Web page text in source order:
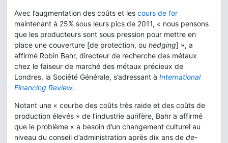
Avec l’augmentation des coûts et les cours de l’or
maintenant à 25% sous leurs pics de 2011, « nous pensons
que les producteurs sont sous pression pour mettre en
place une couverture [de protection, ou hedging] », a
affirmé Robin Bahr, directeur de recherche des métaux
chez le faiseur de marché des métaux précieux de
Londres, la Société Générale, s’adressant à International
Financing Review.
Notant une « courbe des coûts très raide et des coûts de
production élevés » de l’industrie aurifère, Bahr a affirmé
que le problème « a besoin d’un changement culturel au
niveau du conseil d’administration après dix ans de de-